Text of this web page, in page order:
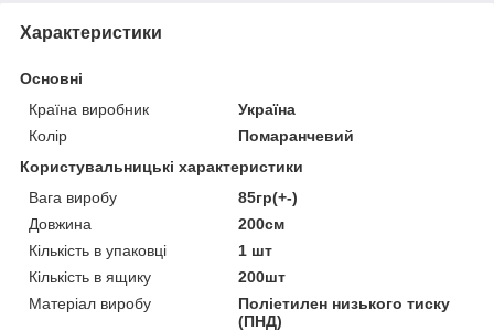
Характеристики
Основні
Країна виробник
Україна
Колір
Помаранчевий
Користувальницькі характеристики
Вага виробу
85гр(+-)
Довжина
200см
Кількість в упаковці
1 шт
Кількість в ящику
200шт
Матеріал виробу
Поліетилен низького тиску
(ПНД)